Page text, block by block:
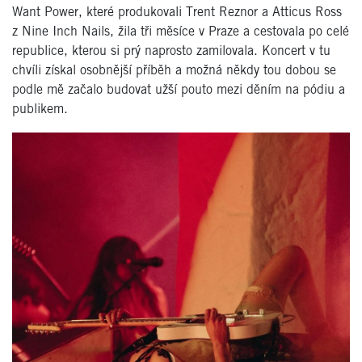
Want Power, které produkovali Trent Reznor a Atticus Ross
z Nine Inch Nails, žila tři měsíce v Praze a cestovala po celé
republice, kterou si prý naprosto zamilovala. Koncert v tu
chvíli získal osobnější příběh a možná někdy tou dobou se
podle mě začalo budovat užší pouto mezi děním na pódiu a
publikem.